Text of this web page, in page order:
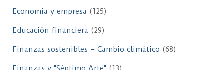
Economía y empresa (125)
Educación financiera (29)
Finanzas sostenibles – Cambio climático (68)